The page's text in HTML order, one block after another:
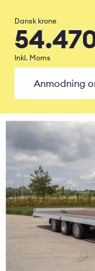
Dansk krone
Inkl. Moms
Anmodning